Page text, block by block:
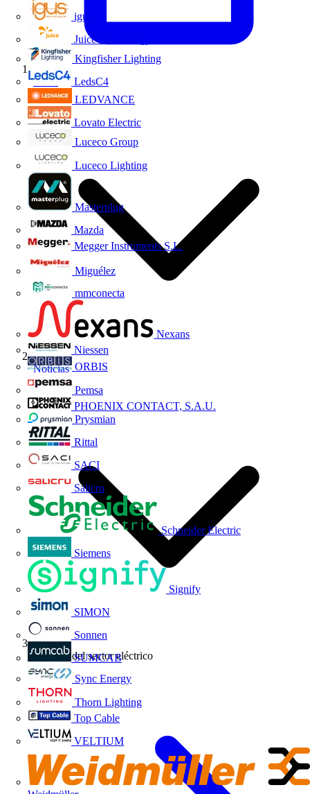
igus
Juice Technology
Kingfisher Lighting
LedsC4
LEDVANCE
Lovato Electric
Luceco Group
Luceco Lighting
Masterplug
Mazda
Megger Instruments S.L.
Miguélez
mmconecta
Nexans
Niessen
ORBIS
Pemsa
PHOENIX CONTACT, S.A.U.
Prysmian
Rittal
SACI
Salicru
Schneider Electric
Siemens
Signify
SIMON
Sonnen
SUMCAB
Sync Energy
Thorn Lighting
Top Cable
VELTIUM
Inicio
Noticias
Noticias del sector eléctrico